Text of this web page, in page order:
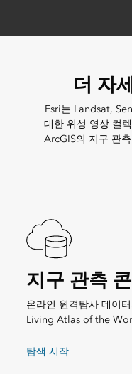
더 자
Esri는 Landsat,
대한 위성 영상 컬
ArcGIS의 지구 관
지구 관측
온라인 원격탐사 데이
Living Atlas of the
탐색 시작